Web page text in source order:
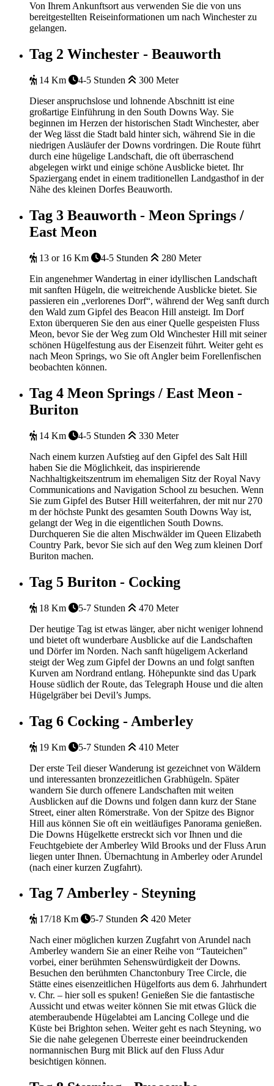
Von Ihrem Ankunftsort aus verwenden Sie die von uns
bereitgestellten Reiseinformationen um nach Winchester zu
gelangen.
Tag 2 Winchester - Beauworth
14 Km 4-5 Stunden
300 Meter
Dieser anspruchslose und lohnende Abschnitt ist eine
großartige Einführung in den South Downs Way. Sie
beginnen im Herzen der historischen Stadt Winchester, aber
der Weg lässt die Stadt bald hinter sich, während Sie in die
niedrigen Ausläufer der Downs vordringen. Die Route führt
durch eine hügelige Landschaft, die oft überraschend
abgelegen wirkt und einige schöne Ausblicke bietet. Ihr
Spaziergang endet in einem traditionellen Landgasthof in der
Nähe des kleinen Dorfes Beauworth.
Tag 3 Beauworth - Meon Springs /
East Meon
13 or 16 Km 4-5 Stunden
280 Meter
Ein angenehmer Wandertag in einer idyllischen Landschaft
mit sanften Hügeln, die weitreichende Ausblicke bietet. Sie
passieren ein „verlorenes Dorf“, während der Weg sanft durch
den Wald zum Gipfel des Beacon Hill ansteigt. Im Dorf
Exton überqueren Sie den aus einer Quelle gespeisten Fluss
Meon, bevor Sie der Weg zum Old Winchester Hill mit seiner
schönen Hügelfestung aus der Eisenzeit führt. Weiter geht es
nach Meon Springs, wo Sie oft Angler beim Forellenfischen
beobachten können.
Tag 4 Meon Springs / East Meon -
Buriton
14 Km 4-5 Stunden
330 Meter
Nach einem kurzen Aufstieg auf den Gipfel des Salt Hill
haben Sie die Möglichkeit, das inspirierende
Nachhaltigkeitszentrum im ehemaligen Sitz der Royal Navy
Communications and Navigation School zu besuchen. Wenn
Sie zum Gipfel des Butser Hill weiterfahren, der mit nur 270
m der höchste Punkt des gesamten South Downs Way ist,
gelangt der Weg in die eigentlichen South Downs.
Durchqueren Sie die alten Mischwälder im Queen Elizabeth
Country Park, bevor Sie sich auf den Weg zum kleinen Dorf
Buriton machen.
Tag 5 Buriton - Cocking
18 Km 5-7 Stunden
470 Meter
Der heutige Tag ist etwas länger, aber nicht weniger lohnend
und bietet oft wunderbare Ausblicke auf die Landschaften
und Dörfer im Norden. Nach sanft hügeligem Ackerland
steigt der Weg zum Gipfel der Downs an und folgt sanften
Kurven am Nordrand entlang. Höhepunkte sind das Upark
House südlich der Route, das Telegraph House und die alten
Hügelgräber bei Devil’s Jumps.
Tag 6 Cocking - Amberley
19 Km 5-7 Stunden
410 Meter
Der erste Teil dieser Wanderung ist gezeichnet von Wäldern
und interessanten bronzezeitlichen Grabhügeln. Später
wandern Sie durch offenere Landschaften mit weiten
Ausblicken auf die Downs und folgen dann kurz der Stane
Street, einer alten Römerstraße. Von der Spitze des Bignor
Hill aus können Sie oft ein weitläufiges Panorama genießen.
Die Downs Hügelkette erstreckt sich vor Ihnen und die
Feuchtgebiete der Amberley Wild Brooks und der Fluss Arun
liegen unter Ihnen. Übernachtung in Amberley oder Arundel
(nach einer kurzen Zugfahrt).
Tag 7Amberley - Steyning
17/18 Km 5-7 Stunden
420 Meter
Nach einer möglichen kurzen Zugfahrt von Arundel nach
Amberley wandern Sie an einer Reihe von “Tauteichen”
vorbei, einer berühmten Sehenswürdigkeit der Downs.
Besuchen den berühmten Chanctonbury Tree Circle, die
Stätte eines eisenzeitlichen Hügelforts aus dem 6. Jahrhundert
v. Chr. – hier soll es spuken! Genießen Sie die fantastische
Aussicht und etwas weiter können Sie mit etwas Glück die
atemberaubende Hügelabtei am Lancing College und die
Küste bei Brighton sehen. Weiter geht es nach Steyning, wo
Sie die nahe gelegenen Überreste einer beeindruckenden
normannischen Burg mit Blick auf den Fluss Adur
besichtigen können.